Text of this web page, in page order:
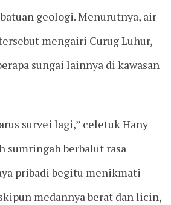
geologi. Menurutnya, air
mengairi Curug Luhur,
sungai lainnya di kawasan
survei lagi,” celetuk Hany
sumringah berbalut rasa
pribadi begitu menikmati
medannya berat dan licin,